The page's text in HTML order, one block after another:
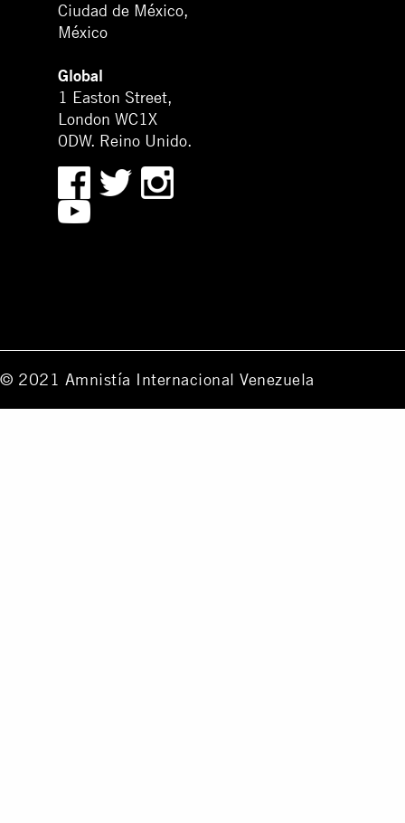
Ciudad de México,
México
Global
1 Easton Street,
London WC1X
0DW. Reino Unido.
© 2021 Amnistía Internacional Venezuela